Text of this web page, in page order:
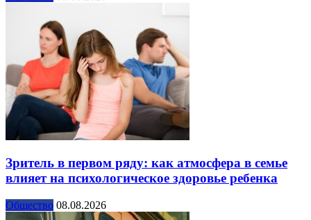
Зритель в первом ряду: как атмосфера в семье
влияет на психологическое здоровье ребенка
Общество 08.08.2026